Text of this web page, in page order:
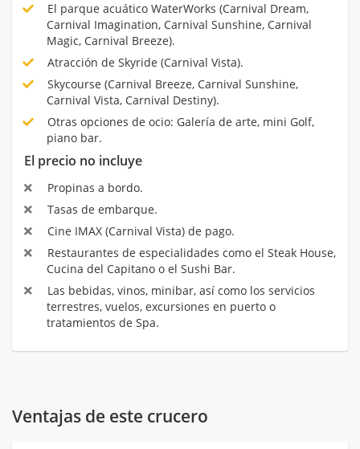
El parque acuático WaterWorks (Carnival Dream,
Carnival Imagination, Carnival Sunshine, Carnival
Magic, Carnival Breeze).
Atracción de Skyride (Carnival Vista).
Skycourse (Carnival Breeze, Carnival Sunshine,
Carnival Vista, Carnival Destiny).
Otras opciones de ocio: Galería de arte, mini Golf,
piano bar.
El precio no incluye
Propinas a bordo.
Tasas de embarque.
Cine IMAX (Carnival Vista) de pago.
Restaurantes de especialidades como el Steak House,
Cucina del Capitano o el Sushi Bar.
Las bebidas, vinos, minibar, así como los servicios
terrestres, vuelos, excursiones en puerto o
tratamientos de Spa.
Ventajas de este crucero